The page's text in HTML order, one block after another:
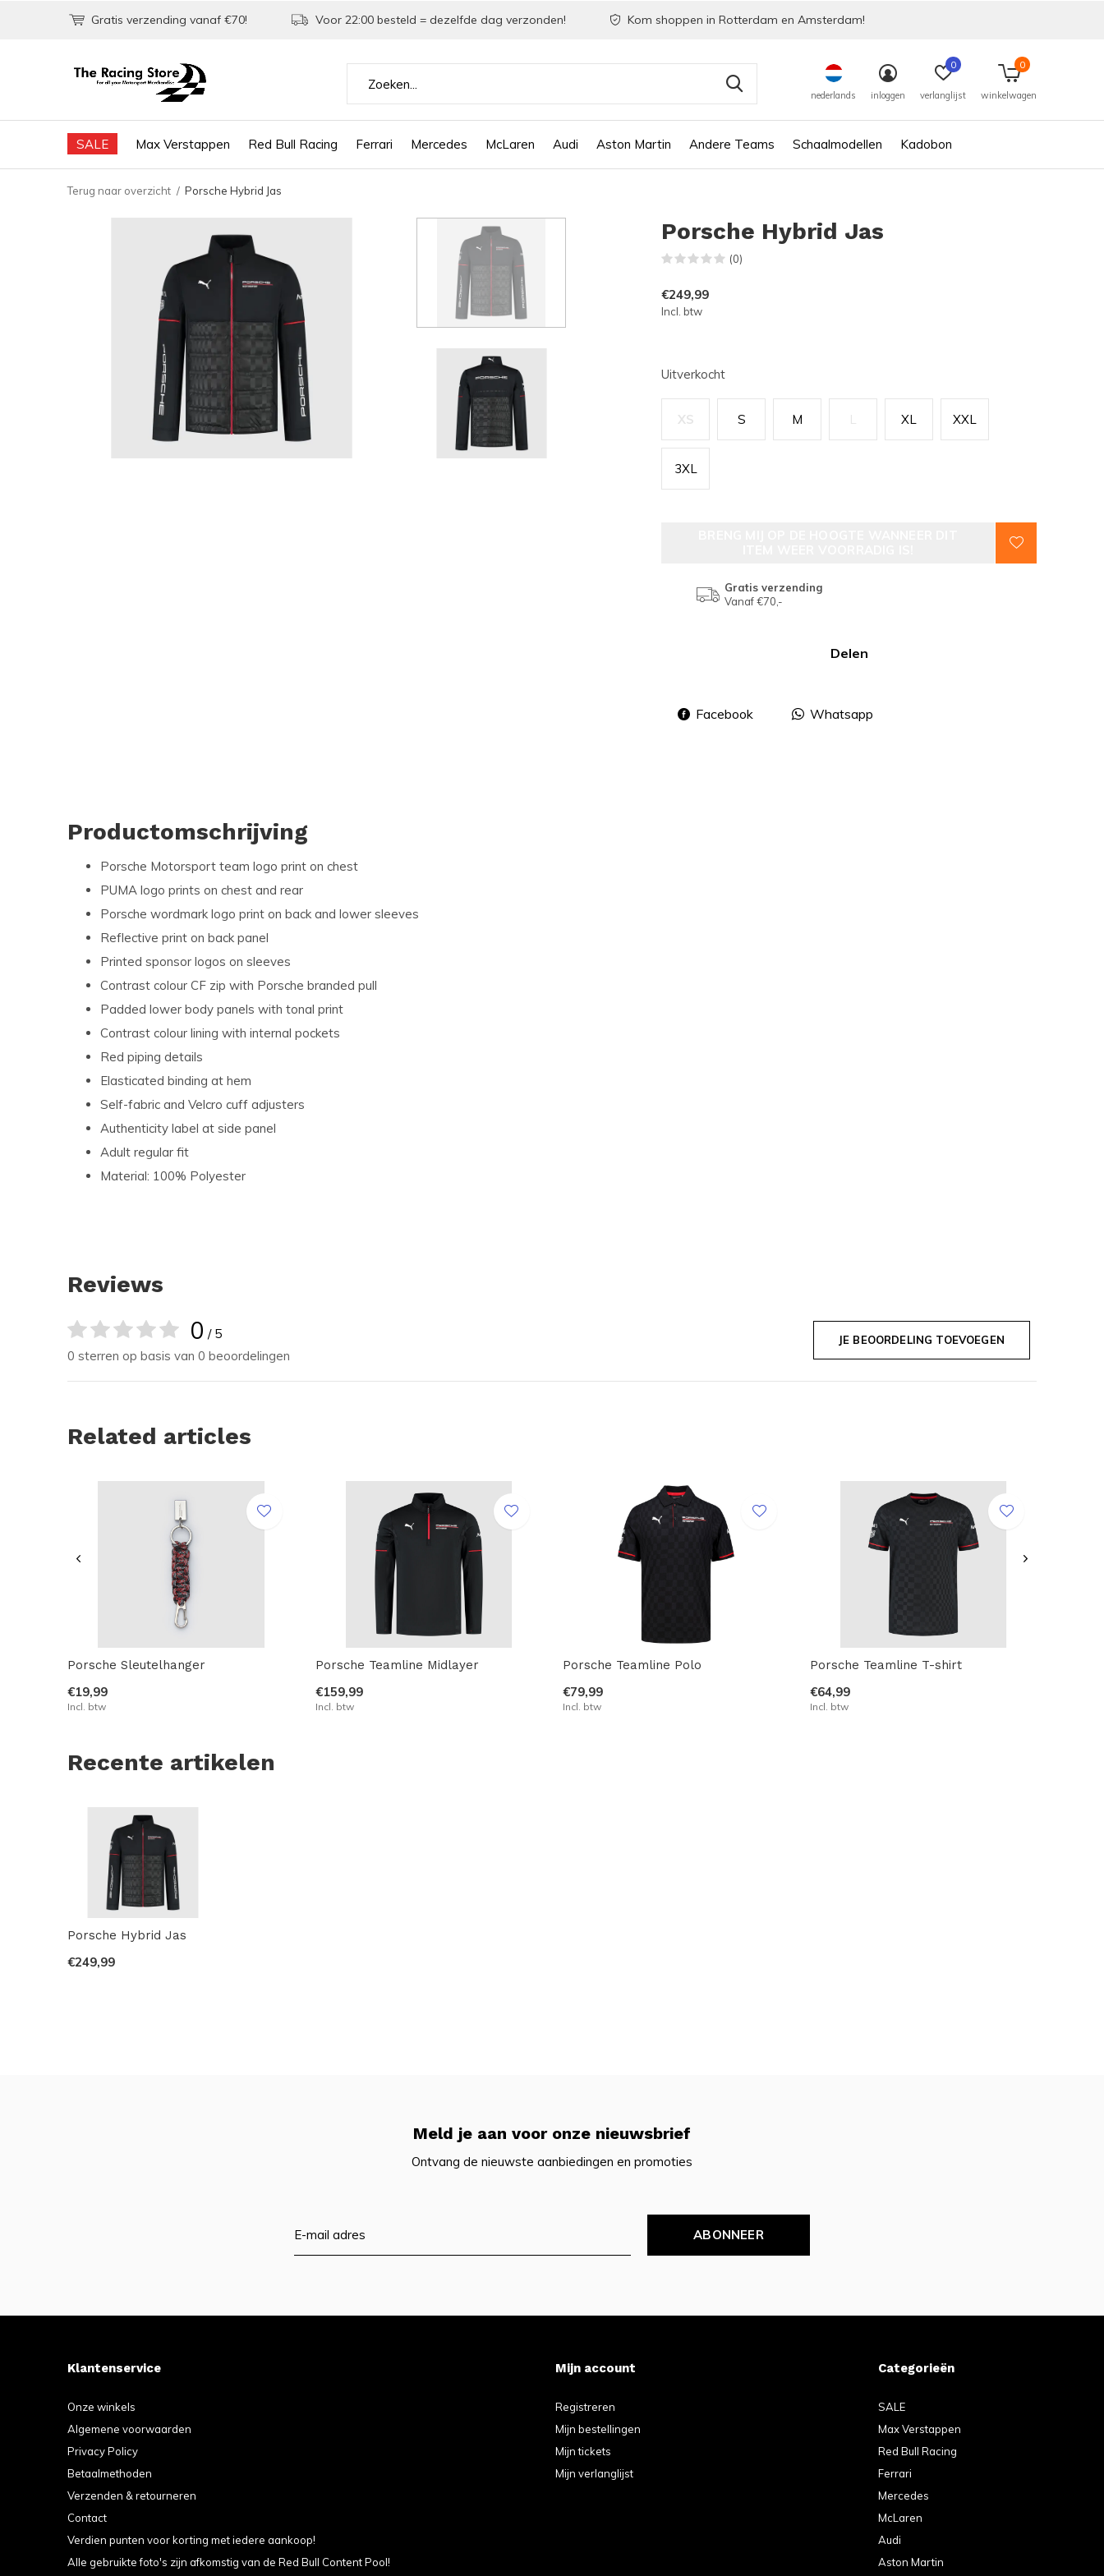
SALE Max Verstappen Red Bull Racing Ferrari Mercedes McLaren Audi Aston Martin Andere Teams Schaalmodellen Kadobon
nederlands inloggen verlanglijst
0
winkelwagen
0
Gratis verzending vanaf €70! Voor 22:00 besteld = dezelfde dag verzonden! Kom shoppen in Rotterdam en Amsterdam!
Terug naar overzicht Porsche Hybrid Jas
Porsche Hybrid Jas
(0)
€249,99
Incl. btw
Uitverkocht
XS S M L XL XXL
3XL
Gratis verzending
Vanaf €70,-
Delen
Facebook Whatsapp
Productomschrijving
Porsche Motorsport team logo print on chest
PUMA logo prints on chest and rear
Porsche wordmark logo print on back and lower sleeves
Reflective print on back panel
Printed sponsor logos on sleeves
Contrast colour CF zip with Porsche branded pull
Padded lower body panels with tonal print
Contrast colour lining with internal pockets
Red piping details
Elasticated binding at hem
Self-fabric and Velcro cuff adjusters
Authenticity label at side panel
Adult regular fit
Material: 100% Polyester
Reviews
0 / 5
0 sterren op basis van 0 beoordelingen
JE BEOORDELING TOEVOEGEN
Related articles
Porsche Sleutelhanger
€19,99
Incl. btw
Porsche Teamline Midlayer
€159,99
Incl. btw
Porsche Teamline Polo
€79,99
Incl. btw
Porsche Teamline T-shirt
€64,99
Incl. btw
Recente artikelen
Porsche Hybrid Jas
€249,99
Meld je aan voor onze nieuwsbrief
Ontvang de nieuwste aanbiedingen en promoties
ABONNEER
Klantenservice
Onze winkels
Algemene voorwaarden
Privacy Policy
Betaalmethoden
Verzenden & retourneren
Contact
Verdien punten voor korting met iedere aankoop!
Alle gebruikte foto's zijn afkomstig van de Red Bull Content Pool!
Mijn account
Registreren
Mijn bestellingen
Mijn tickets
Mijn verlanglijst
Categorieën
SALE
Max Verstappen
Red Bull Racing
Ferrari
Mercedes
McLaren
Audi
Aston Martin